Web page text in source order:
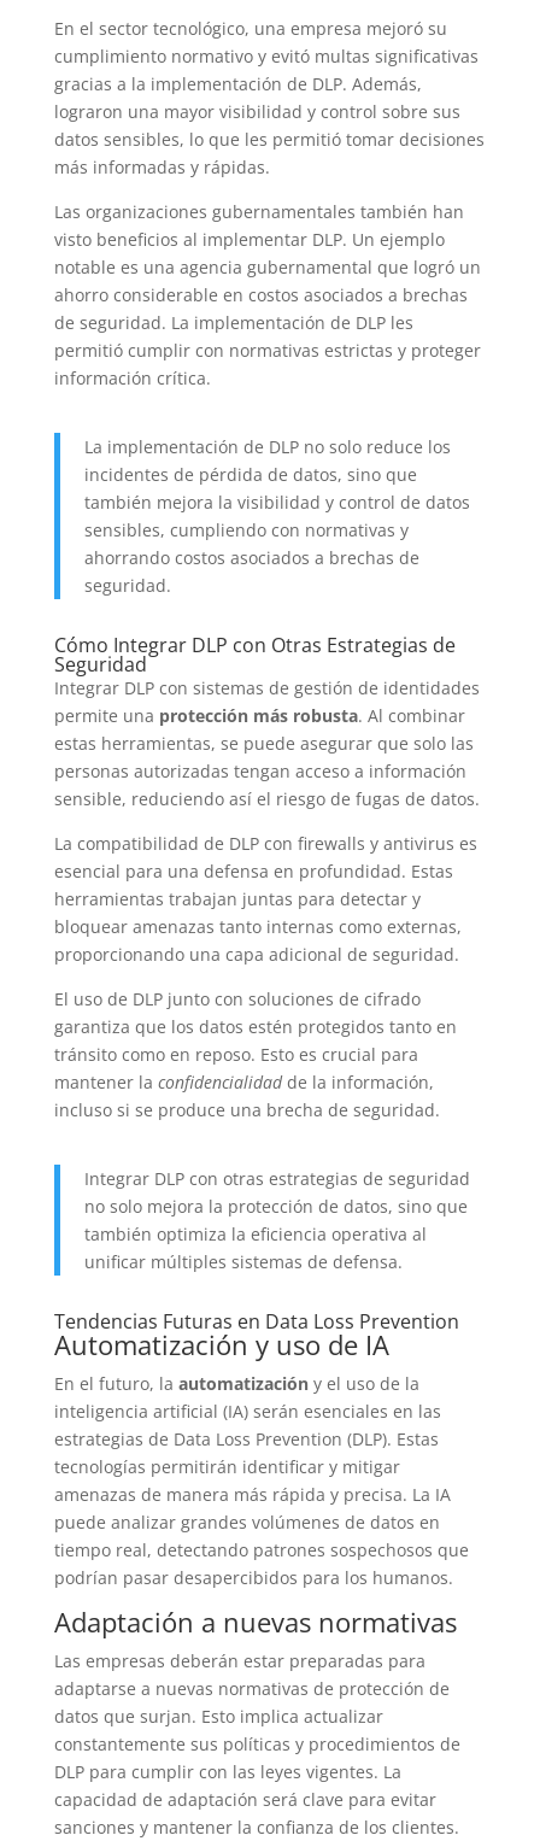
En el sector tecnológico, una empresa mejoró su
cumplimiento normativo y evitó multas significativas
gracias a la implementación de DLP. Además,
lograron una mayor visibilidad y control sobre sus
datos sensibles, lo que les permitió tomar decisiones
más informadas y rápidas.
Las organizaciones gubernamentales también han
visto beneficios al implementar DLP. Un ejemplo
notable es una agencia gubernamental que logró un
ahorro considerable en costos asociados a brechas
de seguridad. La implementación de DLP les
permitió cumplir con normativas estrictas y proteger
información crítica.
La implementación de DLP no solo reduce los
incidentes de pérdida de datos, sino que
también mejora la visibilidad y control de datos
sensibles, cumpliendo con normativas y
ahorrando costos asociados a brechas de
seguridad.
Cómo Integrar DLP con Otras Estrategias de
Seguridad
Integrar DLP con sistemas de gestión de identidades
permite una protección más robusta. Al combinar
estas herramientas, se puede asegurar que solo las
personas autorizadas tengan acceso a información
sensible, reduciendo así el riesgo de fugas de datos.
La compatibilidad de DLP con firewalls y antivirus es
esencial para una defensa en profundidad. Estas
herramientas trabajan juntas para detectar y
bloquear amenazas tanto internas como externas,
proporcionando una capa adicional de seguridad.
El uso de DLP junto con soluciones de cifrado
garantiza que los datos estén protegidos tanto en
tránsito como en reposo. Esto es crucial para
mantener la confidencialidadde la información,
incluso si se produce una brecha de seguridad.
Integrar DLP con otras estrategias de seguridad
no solo mejora la protección de datos, sino que
también optimiza la eficiencia operativa al
unificar múltiples sistemas de defensa.
Tendencias Futuras en Data Loss Prevention
Automatización y uso de IA
En el futuro, la automatizacióny el uso de la
inteligencia artificial (IA) serán esenciales en las
estrategias de Data Loss Prevention (DLP). Estas
tecnologías permitirán identificar y mitigar
amenazas de manera más rápida y precisa. La IA
puede analizar grandes volúmenes de datos en
tiempo real, detectando patrones sospechosos que
podrían pasar desapercibidos para los humanos.
Adaptación a nuevas normativas
Las empresas deberán estar preparadas para
adaptarse a nuevas normativas de protección de
datos que surjan. Esto implica actualizar
constantemente sus políticas y procedimientos de
DLP para cumplir con las leyes vigentes. La
capacidad de adaptación será clave para evitar
sanciones y mantener la confianza de los clientes.